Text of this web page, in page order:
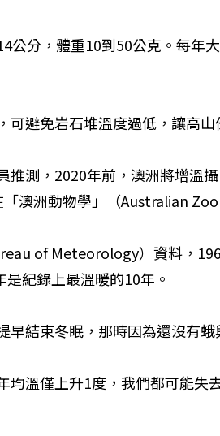
公分，體重10到50公克。每年
可避免岩石堆溫度過低，讓高山
推測，2020年前，澳洲將增溫
澳洲動物學」（Australian
of Meteorology）資料，
紀錄上最溫暖的10年。
早結束冬眠，那時因為還沒有蛾
均溫僅上升1度，我們都可能失